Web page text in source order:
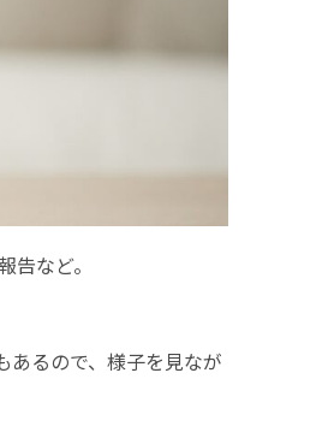
など。
あるので、様子を見なが